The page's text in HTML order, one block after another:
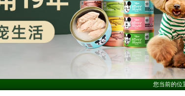
您当前的位